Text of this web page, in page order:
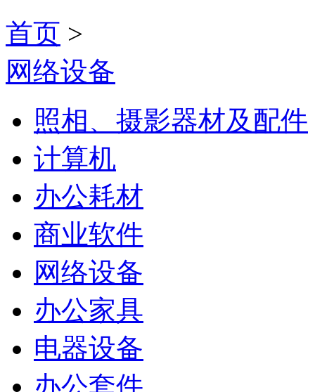
首页 >
网络设备
照相、摄影器材及配件
计算机
办公耗材
商业软件
网络设备
办公家具
电器设备